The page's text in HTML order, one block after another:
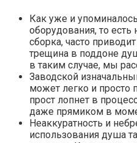
Как уже и
оборудования, то есть
сборка, часто
трещина в поддоне
в таким случае, мы
Заводской
может легко и просто
прост лопнет в
даже прямиком в
Неаккуратность и
использования душа